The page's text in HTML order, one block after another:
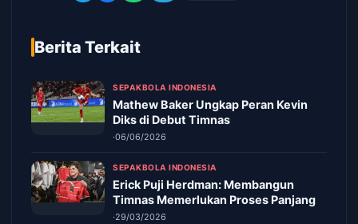
Berita Terkait
SEPAKBOLA INDONESIA
Mathew Baker Ungkap Peran Kevin
Diks di Debut Timnas
·06/06/2026
SEPAKBOLA INDONESIA
Erick Puji Herdman: Membangun
Timnas Memerlukan Proses Panjang
·29/03/2026